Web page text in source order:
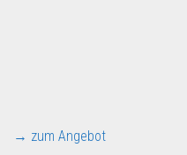
→ zum Angebot